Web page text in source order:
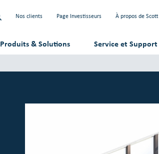
Nos clients Page Investisseurs À propos de Scott
Produits & Solutions Service et Support